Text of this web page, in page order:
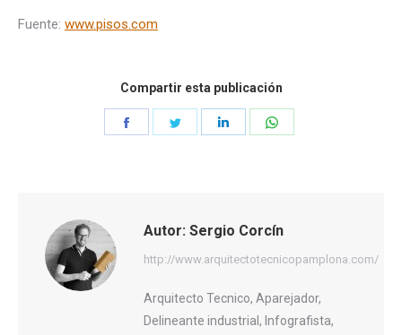
Fuente: www.pisos.com
Compartir esta publicación
Autor: Sergio Corcín
http://www.arquitectotecnicopamplona.com/
Arquitecto Tecnico, Aparejador,
Delineante industrial, Infografista,